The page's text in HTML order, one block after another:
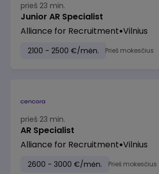
prieš 23 min.
Junior AR Specialist
Alliance for Recruitment Vilnius
2100 - 2500 €/mėn. Prieš mokesčius
prieš 23 min.
AR Specialist
Alliance for Recruitment Vilnius
2600 - 3000 €/mėn. Prieš mokesčius